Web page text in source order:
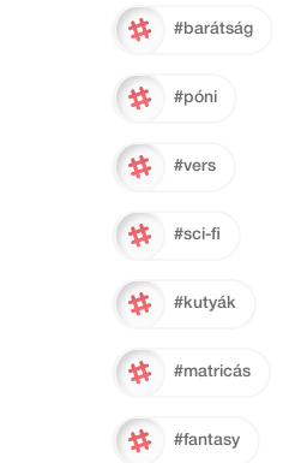
#barátság
#póni
#vers
#sci-fi
#kutyák
#matricás
#fantasy